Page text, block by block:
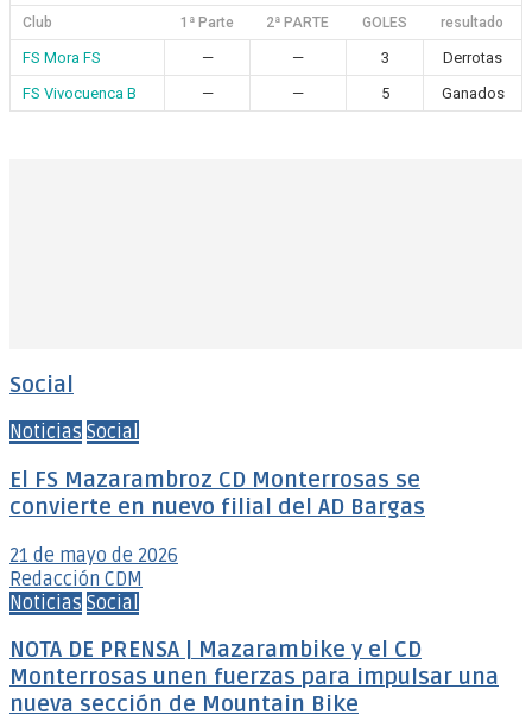
Club 1ª Parte 2ª PARTE GOLES resultado
FS Mora FS — — 3
Derrotas
FS Vivocuenca B
— — 5 Ganados
Social
Noticias Social
El FS Mazarambroz CD Monterrosas se
convierte en nuevo filial del AD Bargas
21 de mayo de 2026
Redacción CDM
Noticias Social
NOTA DE PRENSA | Mazarambike y el CD
Monterrosas unen fuerzas para impulsar una
nueva sección de Mountain Bike